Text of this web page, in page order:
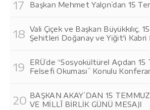
Başkan Mehmet Yalçın’dan 15
Vali Çiçek ve Başkan Büyükkılıç,
Şehitleri Doğanay ve Yiğit'i Kabri
ERÜ’de “Sosyokültürel Açıdan
Felsefi Okuması” Konulu
BAŞKAN AKAY’DAN 15
VE MİLLÎ BİRLİK GÜNÜ MESAJI